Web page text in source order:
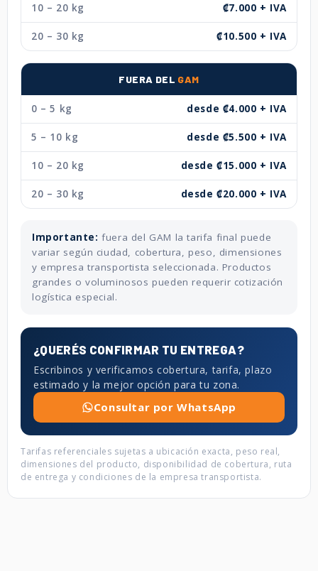
10 – 20 kg ₡7.000 + IVA
20 – 30 kg ₡10.500 + IVA
FUERA DEL GAM
0 – 5 kg desde ₡4.000 + IVA
5 – 10 kg desde ₡5.500 + IVA
10 – 20 kg desde ₡15.000 + IVA
20 – 30 kg desde ₡20.000 + IVA
Importante: fuera del GAM la tarifa final puede
variar según ciudad, cobertura, peso, dimensiones
y empresa transportista seleccionada. Productos
grandes o voluminosos pueden requerir cotización
logística especial.
¿QUERÉS CONFIRMAR TU ENTREGA?
Escribinos y verificamos cobertura, tarifa, plazo
estimado y la mejor opción para tu zona.
Consultar por WhatsApp
Tarifas referenciales sujetas a ubicación exacta, peso real,
dimensiones del producto, disponibilidad de cobertura, ruta
de entrega y condiciones de la empresa transportista.